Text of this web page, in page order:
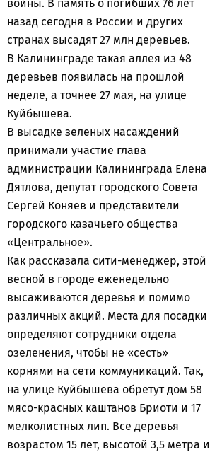
войны. В память о погибших 76 лет
назад сегодня в России и других
странах высадят 27 млн деревьев.
В Калининграде такая аллея из 48
деревьев появилась на прошлой
неделе, а точнее 27 мая, на улице
Куйбышева.
В высадке зеленых насаждений
принимали участие глава
администрации Калининграда Елена
Дятлова, депутат городского Совета
Сергей Коняев и представители
городского казачьего общества
«Центральное».
Как рассказала сити-менеджер, этой
весной в городе еженедельно
высаживаются деревья и помимо
различных акций. Места для посадки
определяют сотрудники отдела
озеленения, чтобы не «сесть»
корнями на сети коммуникаций. Так,
на улице Куйбышева обретут дом 58
мясо-красных каштанов Бриоти и 17
мелколистных лип. Все деревья
возрастом 15 лет, высотой 3,5 метра и